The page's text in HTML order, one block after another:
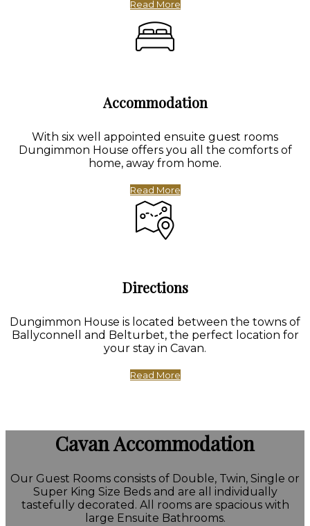
Read More
Accommodation
With six well appointed ensuite guest rooms
Dungimmon House offers you all the comforts of
home, away from home.
Read More
Directions
Dungimmon House is located between the towns of
Ballyconnell and Belturbet, the perfect location for
your stay in Cavan.
Read More
Cavan Accommodation
Our Guest Rooms consists of Double, Twin, Single or
Super King Size Beds and are all individually
tastefully decorated. All rooms are spacious with
large Ensuite Bathrooms.